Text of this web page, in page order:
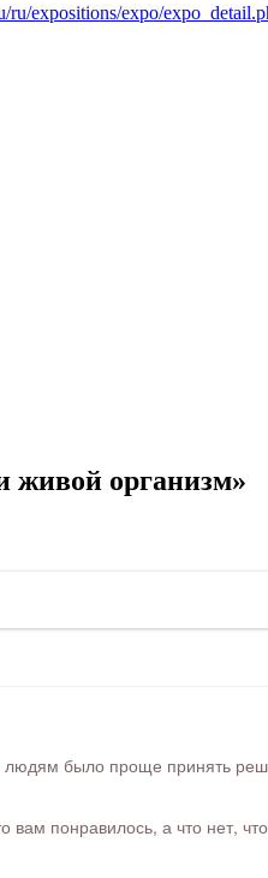
expositions/expo/
живой организм»
было проще принять
понравилось, а что нет,